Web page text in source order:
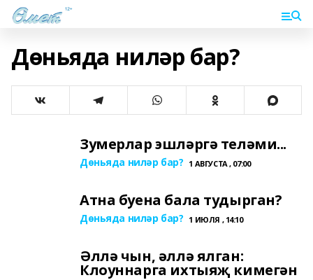
Дөньяда ниләр бар?
Зумерлар эшләргә теләми...
Дөньяда ниләр бар? 1 АВГУСТА , 07:00
Атна буена бала тудырган?
Дөньяда ниләр бар? 1 ИЮЛЯ , 14:10
Әллә чын, әллә ялган:
Клоуннарга ихтыяҗ кимегән